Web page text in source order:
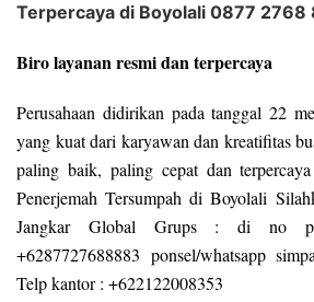
Terpercaya di Boyolali 0877 2768
Biro layanan resmi dan terpercaya
Perusahaan didirikan pada tanggal 22
yang kuat dari karyawan dan kreatifitas
paling baik, paling cepat dan
Penerjemah Tersumpah di Boyolali
Jangkar Global Grups : di no
+6287727688883 ponsel/whatsapp
Telp kantor : +622122008353